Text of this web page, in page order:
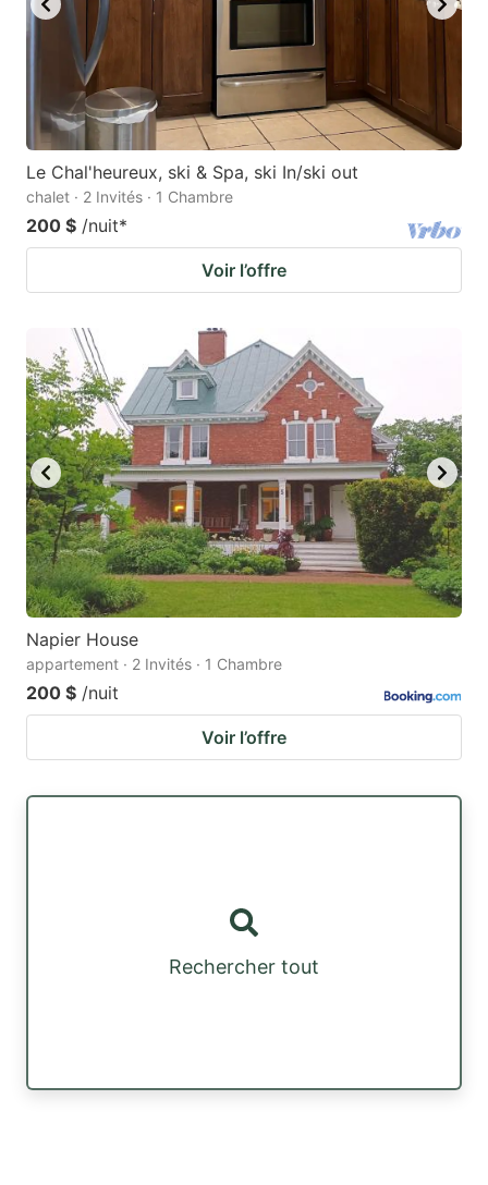
Le Chal'heureux, ski & Spa, ski In/ski out
chalet · 2 Invités · 1 Chambre
200 $ /nuit*
Voir l’offre
Napier House
appartement · 2 Invités · 1 Chambre
200 $ /nuit
Voir l’offre
Rechercher tout